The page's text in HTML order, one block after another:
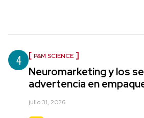
4 P&M SCIENCE
Neuromarketing y los
advertencia en
julio 31, 2026